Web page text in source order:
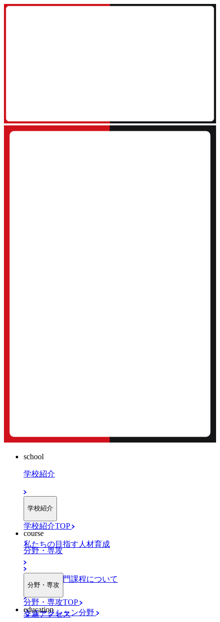
school
学校紹介
学校紹介
学校紹介TOP
私たちの目指す人材育成
職業実践専門課程について
交通アクセス
course
分野・専攻
分野・専攻
分野・専攻TOP
ミュージシャン分野
education